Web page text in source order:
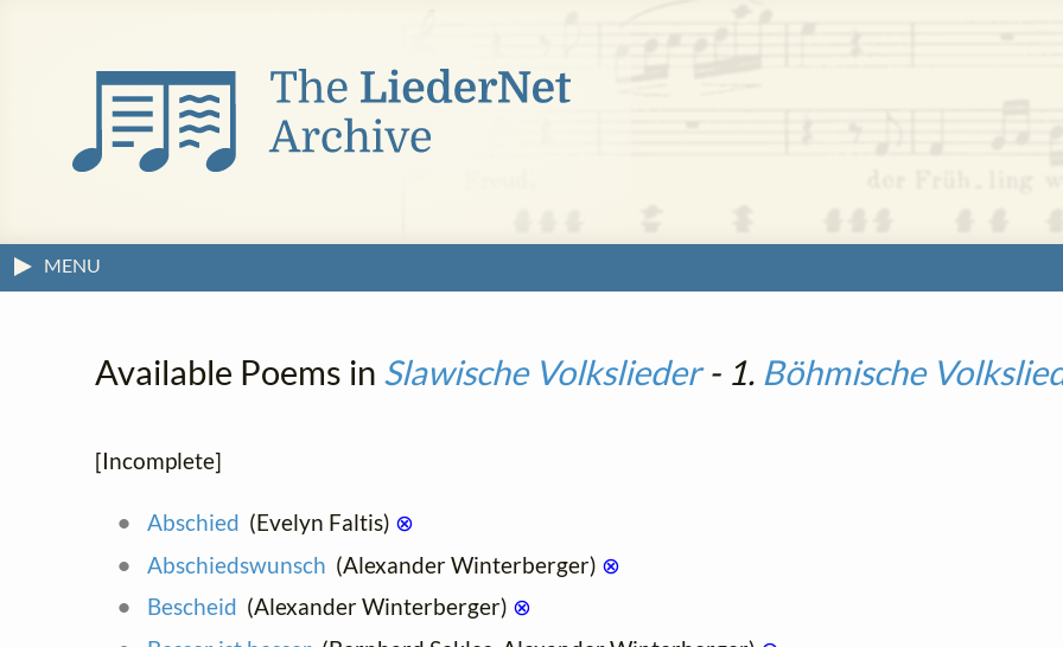
MENU
Available Poems in Slawische Volkslieder- 1. Böhmische
[Incomplete]
Abschied (Evelyn Faltis) ⊗
Abschiedswunsch (Alexander Winterberger) ⊗
Bescheid (Alexander Winterberger) ⊗